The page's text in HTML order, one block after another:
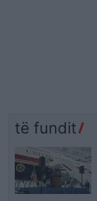
të fundit